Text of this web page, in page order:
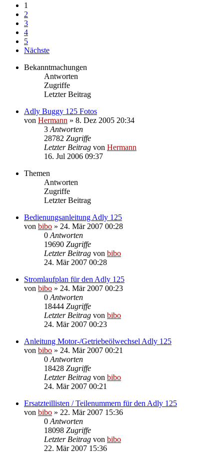
1
2
3
4
5
Nächste
Bekanntmachungen
Antworten
Zugriffe
Letzter Beitrag
Adly Buggy 125 Fotos
von Hermann » 8. Dez 2005 20:34
3 Antworten
28782 Zugriffe
Letzter Beitrag von Hermann
16. Jul 2006 09:37
Themen
Antworten
Zugriffe
Letzter Beitrag
Bedienungsanleitung Adly 125
von bibo » 24. Mär 2007 00:28
0 Antworten
19690 Zugriffe
Letzter Beitrag von bibo
24. Mär 2007 00:28
Stromlaufplan für den Adly 125
von bibo » 24. Mär 2007 00:23
0 Antworten
18444 Zugriffe
Letzter Beitrag von bibo
24. Mär 2007 00:23
Anleitung Motor-/Getriebeölwechsel Adly 125
von bibo » 24. Mär 2007 00:21
0 Antworten
18428 Zugriffe
Letzter Beitrag von bibo
24. Mär 2007 00:21
Ersatzteillisten / Teilenummern für den Adly 125
von bibo » 22. Mär 2007 15:36
0 Antworten
18098 Zugriffe
Letzter Beitrag von bibo
22. Mär 2007 15:36